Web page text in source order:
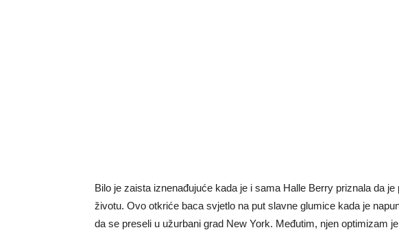
Bilo je zaista iznenađujuće kada je i sama Halle Berry priznala da
životu. Ovo otkriće baca svjetlo na put slavne glumice kada je
da se preseli u užurbani grad New York. Međutim, njen optimizam